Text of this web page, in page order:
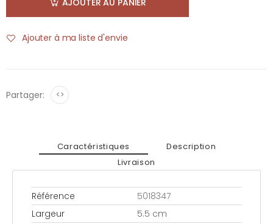
AJOUTER AU PANIER
Ajouter à ma liste d'envie
Partager: <>
Caractéristiques
Description
Livraison
Référence
5018347
Largeur
5.5 cm